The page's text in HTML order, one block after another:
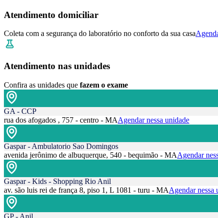
Atendimento domiciliar
Coleta com a segurança do laboratório no conforto da sua casa
Atendimento nas unidades
Confira as unidades que fazem o exame
GA - CCP
rua dos afogados , 757 - centro - MAAgendar nessa unidade
Gaspar - Ambulatorio Sao Domingos
avenida jerônimo de albuquerque, 540 - bequimão - MAAgendar
Gaspar - Kids - Shopping Rio Anil
av. são luis rei de frança 8, piso 1, L 1081 - turu - MAAgendar nessa
GP - Anil